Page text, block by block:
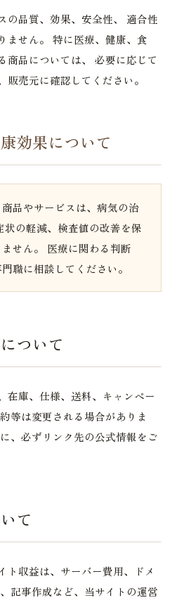
の品質、効果、安全性、 適合性
ません。 特に医療、健康、食
商品については、 必要に応じて
販売元に確認してください。
効果について
品やサービスは、病気の治
状の軽減、検査値の改善を保
せん。 医療に関わる判断
職に相談してください。
ついて
在庫、仕様、送料、キャンペー
等は変更される場合がありま
、必ずリンク先の公式情報をご
て
ト収益は、サーバー費用、ドメ
記事作成など、当サイトの運営